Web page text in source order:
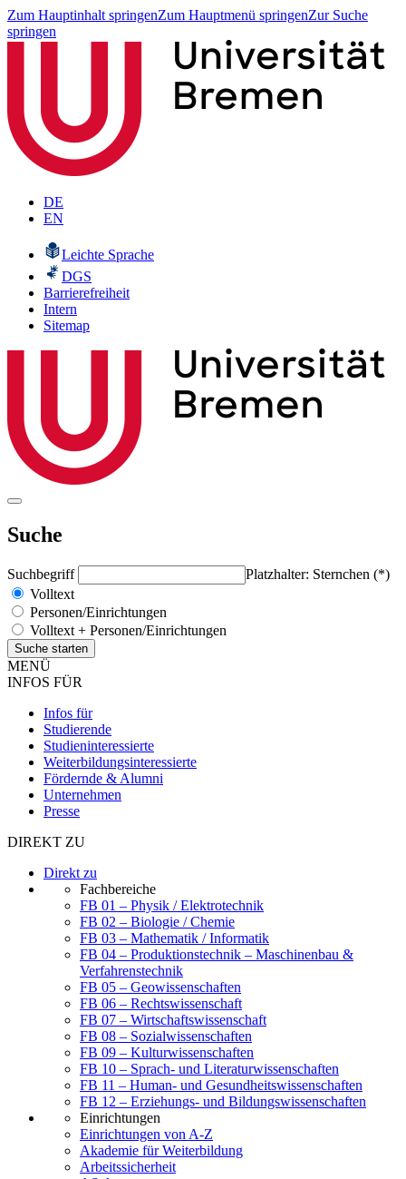
Zum Hauptinhalt springenZum Hauptmenü springenZur Suche
springen
DE
EN
Leichte Sprache
DGS
Barrierefreiheit
Intern
Sitemap
Suche
Suchbegriff
Platzhalter: Sternchen (*)
Volltext
Personen/Einrichtungen
Volltext + Personen/Einrichtungen
MENÜ
INFOS FÜR
Infos für
Studierende
Studieninteressierte
Weiterbildungsinteressierte
Fördernde & Alumni
Unternehmen
Presse
DIREKT ZU
Direkt zu
Fachbereiche
FB 01 – Physik / Elektrotechnik
FB 02 – Biologie / Chemie
FB 03 – Mathematik / Informatik
FB 04 – Produktionstechnik – Maschinenbau &
Verfahrenstechnik
FB 05 – Geowissenschaften
FB 06 – Rechtswissenschaft
FB 07 – Wirtschaftswissenschaft
FB 08 – Sozialwissenschaften
FB 09 – Kulturwissenschaften
FB 10 – Sprach- und Literaturwissenschaften
FB 11 – Human- und Gesundheitswissenschaften
FB 12 – Erziehungs- und Bildungswissenschaften
Einrichtungen
Einrichtungen von A-Z
Akademie für Weiterbildung
Arbeitssicherheit